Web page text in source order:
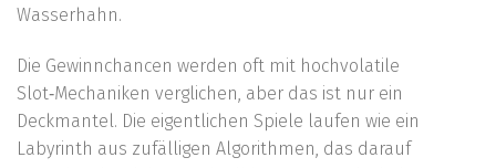
Wasserhahn.
Die Gewinnchancen werden oft mit hochvolatile
Slot‑Mechaniken verglichen, aber das ist nur ein
Deckmantel. Die eigentlichen Spiele laufen wie ein
Labyrinth aus zufälligen Algorithmen, das darauf